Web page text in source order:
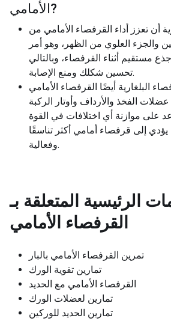
الأمامي?
أن تعزز أداء القرفصاء الأمامي من
والجزء العلوي من الظهر، وهو أمر
مستقيم أثناء القرفصاء، وبالتالي
تحسين شكلك ومنع الإصابة.
البلغارية أيضًا القرفصاء الأمامي
الفخذ والأرداف وأوتار الركبة
على موازنة أي اختلافات في القوة
إلى قرفصاء أمامي أكثر تناسقًا
وفعالية.
الرئيسية المتعلقة بـ
القرفصاء الأمامي
تمرين القرفصاء الأمامي بالبار
تمارين تقوية الورك
القرفصاء الأمامي مع الحديد
تمارين لعضلات الورك
تمارين الحديد للوركين